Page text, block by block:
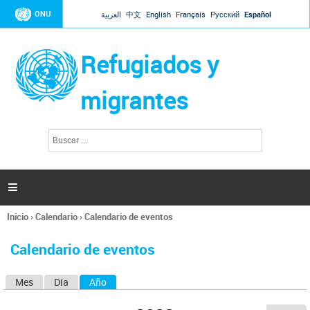
Jump to navigation
ONU العربية 中文 English Français Русский Español
Refugiados y
migrantes
l
s

Se
usted
Inicio›Calendario›Calendario de eventos
Calendario de eventos
Mes Día Año